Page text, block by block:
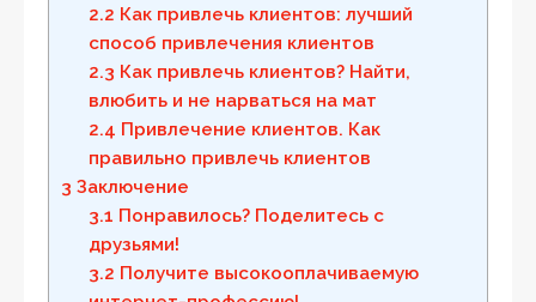
2.2 Как привлечь клиентов: лучший
способ привлечения клиентов
2.3 Как привлечь клиентов? Найти,
влюбить и не нарваться на мат
2.4 Привлечение клиентов. Как
правильно привлечь клиентов
3 Заключение
3.1 Понравилось? Поделитесь с
друзьями!
3.2 Получите высокооплачиваемую